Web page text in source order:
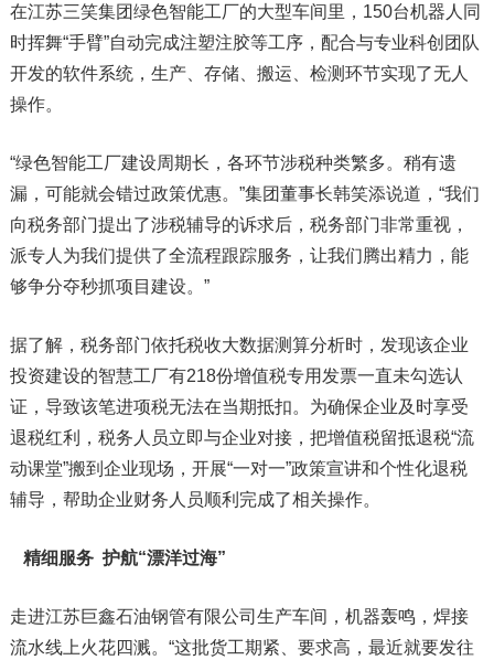
在江苏三笑集团绿色智能工厂的大型车间里，150台机器人同
时挥舞“手臂”自动完成注塑注胶等工序，配合与专业科创团队
开发的软件系统，生产、存储、搬运、检测环节实现了无人
操作。
“绿色智能工厂建设周期长，各环节涉税种类繁多。稍有遗
漏，可能就会错过政策优惠。”集团董事长韩笑添说道，“我们
向税务部门提出了涉税辅导的诉求后，税务部门非常重视，
派专人为我们提供了全流程跟踪服务，让我们腾出精力，能
够争分夺秒抓项目建设。”
据了解，税务部门依托税收大数据测算分析时，发现该企业
投资建设的智慧工厂有218份增值税专用发票一直未勾选认
证，导致该笔进项税无法在当期抵扣。为确保企业及时享受
退税红利，税务人员立即与企业对接，把增值税留抵退税“流
动课堂”搬到企业现场，开展“一对一”政策宣讲和个性化退税
辅导，帮助企业财务人员顺利完成了相关操作。
精细服务 护航“漂洋过海”
走进江苏巨鑫石油钢管有限公司生产车间，机器轰鸣，焊接
流水线上火花四溅。“这批货工期紧、要求高，最近就要发往